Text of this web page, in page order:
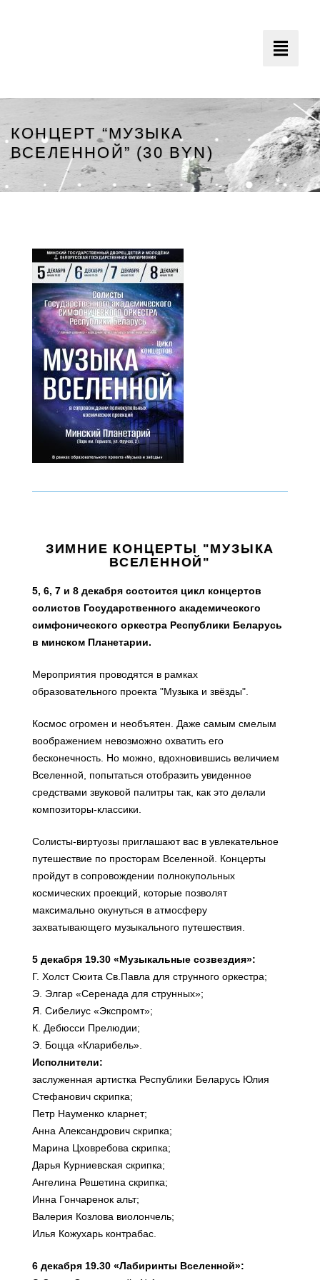
Toggle
КОНЦЕРТ “МУЗЫКА
ВСЕЛЕННОЙ” (30 BYN)
ЗИМНИЕ КОНЦЕРТЫ "МУЗЫКА
ВСЕЛЕННОЙ"
5, 6, 7 и 8 декабря состоится цикл концертов
солистов Государственного академического
симфонического оркестра Республики Беларусь
в минском Планетарии.
Мероприятия проводятся в рамках
образовательного проекта "Музыка и звёзды".
Космос огромен и необъятен. Даже самым смелым
воображением невозможно охватить его
бесконечность. Но можно, вдохновившись величием
Вселенной, попытаться отобразить увиденное
средствами звуковой палитры так, как это делали
композиторы-классики.
Солисты-виртуозы приглашают вас в увлекательное
путешествие по просторам Вселенной. Концерты
пройдут в сопровождении полнокупольных
космических проекций, которые позволят
максимально окунуться в атмосферу
захватывающего музыкального путешествия.
5 декабря 19.30 «Музыкальные созвездия»:
Г. Холст Сюита Св.Павла для струнного оркестра;
Э. Элгар «Серенада для струнных»;
Я. Сибелиус «Экспромт»;
К. Дебюсси Прелюдии;
Э. Боцца «Кларибель».
Исполнители:
заслуженная артистка Республики Беларусь Юлия
Стефанович скрипка;
Петр Науменко кларнет;
Анна Александрович скрипка;
Марина Цховребова скрипка;
Дарья Курниевская скрипка;
Ангелина Решетина скрипка;
Инна Гончаренок альт;
Валерия Козлова виолончель;
Илья Кожухарь контрабас.
6 декабря 19.30 «Лабиринты Вселенной»: